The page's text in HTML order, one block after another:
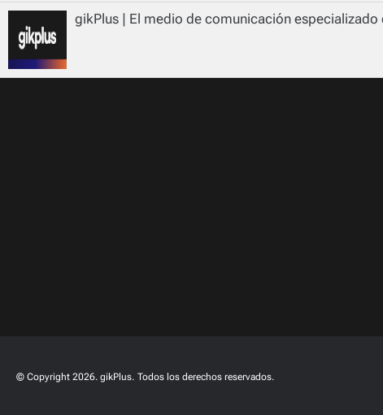
gikPlus | El medio de comunicación
© Copyright 2026. gikPlus. Todos los derechos reservados.